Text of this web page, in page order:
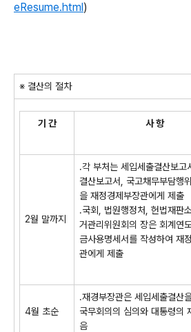
eResume.html)
※ 결산의 절차
기 간 사 항
2월 말까지
.각 부처는 세입세출결산보고
결산보고서, 국고채무부담행
을 재정경제부장관에게 제출
.국회, 법원행정처, 헌법재판
거관리위원회의 장은 회계연
금사용명세서를 작성하여 재
관에게 제출
4월 초순
.재경부장관은 세입세출결산
국무회의의 심의와 대통령의
음